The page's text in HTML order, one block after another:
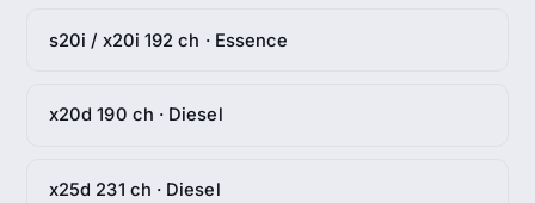
s20i / x20i 192 ch · Essence
x20d 190 ch · Diesel
x25d 231 ch · Diesel